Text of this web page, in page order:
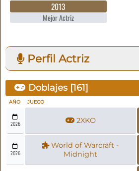
2013
Mejor Actriz
Perfil Actriz
Doblajes [161]
AÑO JUEGO
2026 2XKO
2026
World of Warcraft -
Midnight